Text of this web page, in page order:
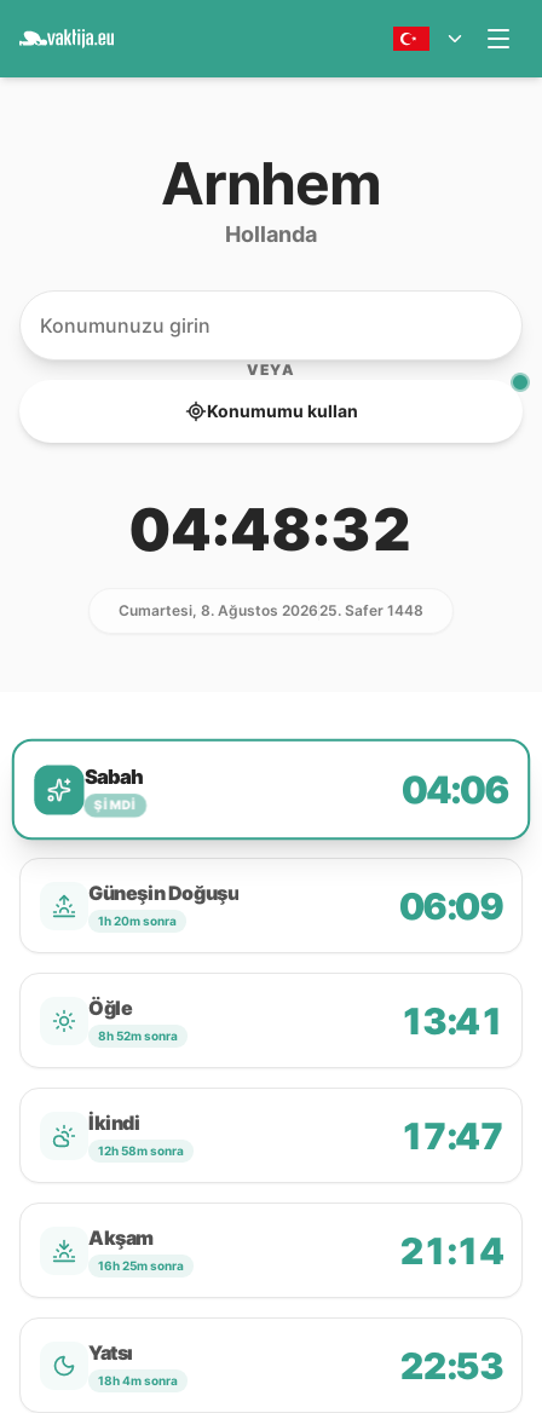
Arnhem
Hollanda
VEYA
Konumumu kullan
04:48:32
Cumartesi, 8. Ağustos 202625. Safer 1448
Sabah
ŞIMDI 04:06
Güneşin Doğuşu
1h 20m sonra 06:09
Öğle
8h 52m sonra 13:41
İkindi
12h 58m sonra 17:47
Akşam
16h 25m sonra 21:14
Yatsı
18h 4m sonra 22:53